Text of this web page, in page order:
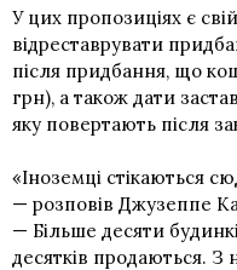
У цих пропозиціях є
відреставрувати
після придбання, що
грн), а також дати
яку повертають після
«Іноземці стікаються
— розповів Джузеппе
— Більше десяти
десятків продаються. З